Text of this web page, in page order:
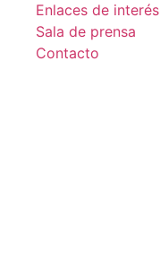
Enlaces de interés
Sala de prensa
Contacto